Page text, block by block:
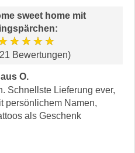
sweet home mit
:
Bewertungen)
O.
Schnellste Lieferung ever,
persönlichem Namen,
als Geschenk